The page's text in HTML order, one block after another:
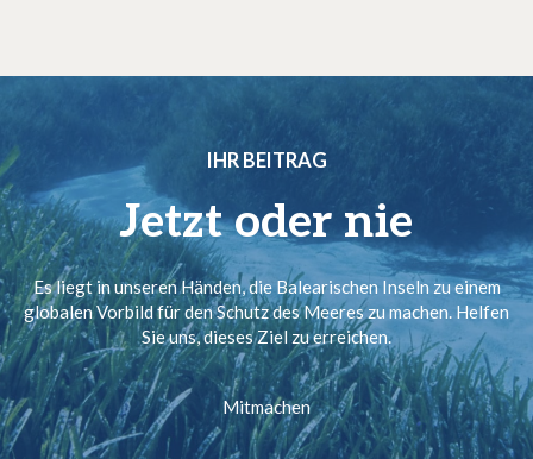
IHR BEITRAG
Jetzt oder nie
Es liegt in unseren Händen, die Balearischen Inseln zu einem
globalen Vorbild für den Schutz des Meeres zu machen. Helfen
Sie uns, dieses Ziel zu erreichen.
Mitmachen